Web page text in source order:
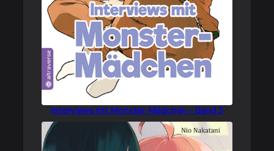
Interviews mit Monster-Mädchen – Band 3